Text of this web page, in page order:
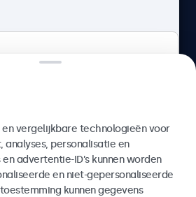
5 door 5000+ bedrijven
Verzenden
vergelijkbare technologieën voor
personalisatie en
advertentie-ID’s kunnen worden
en niet-gepersonaliseerde
kunnen gegevens